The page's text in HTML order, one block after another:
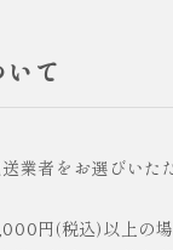
いて
業者をお選びいた
円(税込)以上の